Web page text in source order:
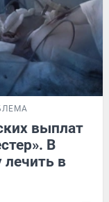
выплат
В
лечить в